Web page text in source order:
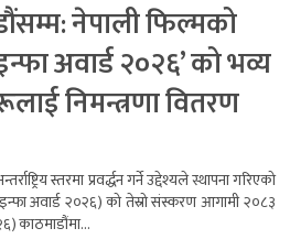
नेपाली फिल्मको
अवार्ड २०२६’ को भव्य
निमन्त्रणा वितरण
स्तरमा प्रवर्द्धन गर्ने उद्देश्यले स्थापना गरिएको
अवार्ड २०२६) को तेस्रो संस्करण आगामी २०८३
काठमाडौंमा...